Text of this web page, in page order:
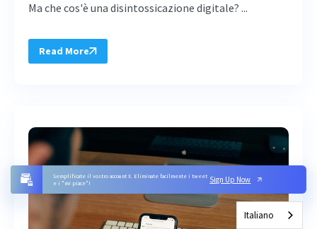
Semplificate il vostro account X. Eliminate facilmente i tweet
e i "mi piace"!
Sign Up Now
Ma che cos'è una disintossicazione digitale? ...
Read More
Italiano